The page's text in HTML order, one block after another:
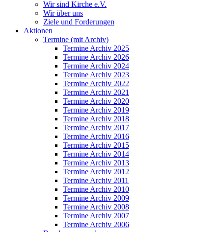
Wir sind Kirche e.V.
Wir über uns
Ziele und Forderungen
Aktionen
Termine (mit Archiv)
Termine Archiv 2025
Termine Archiv 2026
Termine Archiv 2024
Termine Archiv 2023
Termine Archiv 2022
Termine Archiv 2021
Termine Archiv 2020
Termine Archiv 2019
Termine Archiv 2018
Termine Archiv 2017
Termine Archiv 2016
Termine Archiv 2015
Termine Archiv 2014
Termine Archiv 2013
Termine Archiv 2012
Termine Archiv 2011
Termine Archiv 2010
Termine Archiv 2009
Termine Archiv 2008
Termine Archiv 2007
Termine Archiv 2006